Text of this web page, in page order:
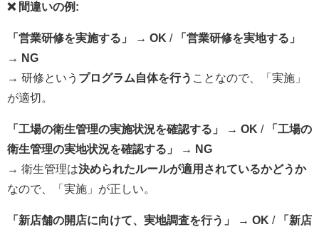
❌ 間違いの例:
「営業研修を実施する」 → OK /
「営業研修を実地する」
→ NG
→ 研修という プログラム自体を行う ことなので、「実施」
が適切。
「工場の衛生管理の実施状況を確認する」 → OK /
「工場の
衛生管理の実地状況を確認する」 → NG
→ 衛生管理は決められたルールが適用されているかどうか
なので、「実施」が正しい。
「新店舗の開店に向けて、実地調査を行う」 → OK /
「新店